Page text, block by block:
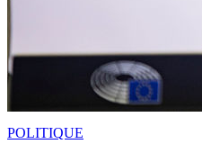
POLITIQUE